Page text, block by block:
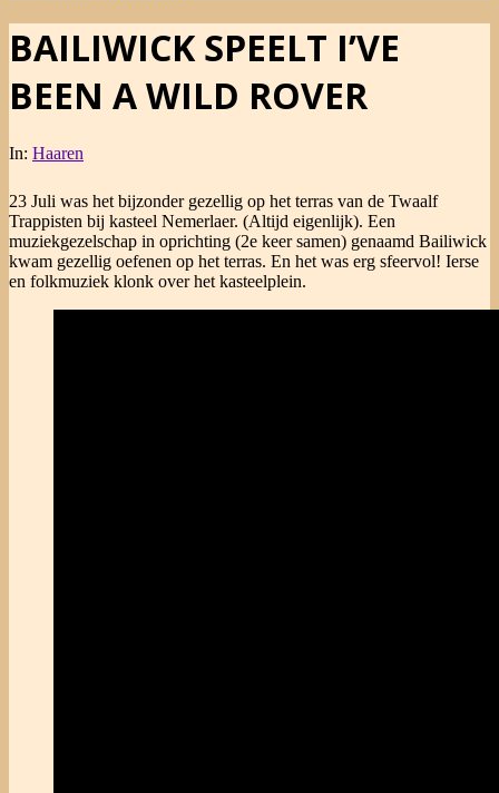
BAILIWICK SPEELT I’VE
BEEN A WILD ROVER
In: Haaren
23 Juli was het bijzonder gezellig op het terras van de Twaalf
Trappisten bij kasteel Nemerlaer. (Altijd eigenlijk). Een
muziekgezelschap in oprichting (2e keer samen) genaamd Bailiwick
kwam gezellig oefenen op het terras. En het was erg sfeervol! Ierse
en folkmuziek klonk over het kasteelplein.